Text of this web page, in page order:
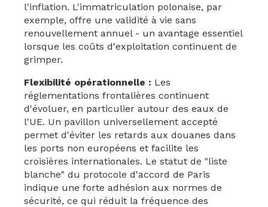
l'inflation. L'immatriculation polonaise, par
exemple, offre une validité à vie sans
renouvellement annuel - un avantage essentiel
lorsque les coûts d'exploitation continuent de
grimper.
Flexibilité opérationnelle : Les
réglementations frontalières continuent
d'évoluer, en particulier autour des eaux de
l'UE. Un pavillon universellement accepté
permet d'éviter les retards aux douanes dans
les ports non européens et facilite les
croisières internationales. Le statut de "liste
blanche" du protocole d'accord de Paris
indique une forte adhésion aux normes de
sécurité, ce qui réduit la fréquence des